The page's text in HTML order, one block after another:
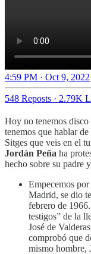
4:59 PM · Oct 9, 2022
548 Reposts · 2.79K
Hoy no tenemos
tenemos que hablar
Sitges que veis en el
Jordán Peña ha
hecho sobre su padre
Empecemos
Madrid, se dio
febrero de
testigos” de la
José de
comprobó que
mismo hombre,